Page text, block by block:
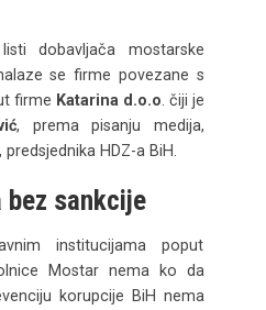
dobavljača mostarske
se firme povezane s
firme Katarina d.o.o. čiji je
, prema pisanju medija,
predsjednika HDZ-a BiH.
bez sankcije
institucijama poput
Mostar nema ko da
korupcije BiH nema